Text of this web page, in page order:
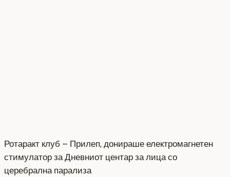
Ротаракт клуб – Прилеп, донираше електромагнетен
стимулатор за Дневниот центар за лица со
церебрална парализа